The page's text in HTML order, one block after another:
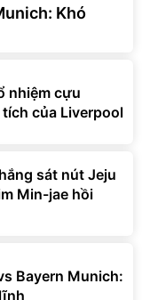
Khó
nhiệm cựu
của Liverpool
sát nút Jeju
Min-jae hồi
Bayern Munich: